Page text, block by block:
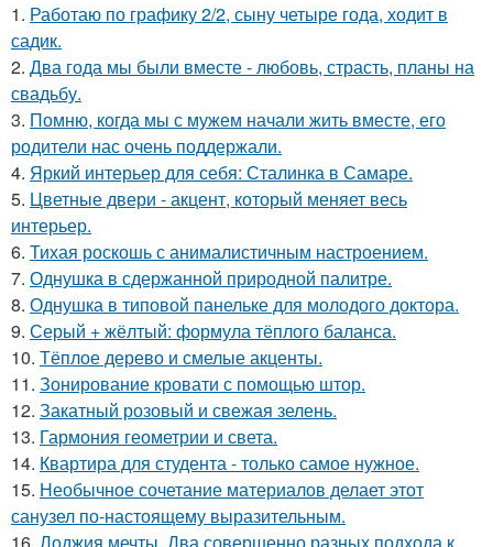
1. Работаю по графику 2/2, сыну четыре года, ходит в
садик.
2. Два года мы были вместе - любовь, страсть, планы на
свадьбу.
3. Помню, когда мы с мужем начали жить вместе, его
родители нас очень поддержали.
4. Яркий интерьер для себя: Сталинка в Самаре.
5. Цветные двери - акцент, который меняет весь
интерьер.
6. Тихая роскошь с анималистичным настроением.
7. Однушка в сдержанной природной палитре.
8. Однушка в типовой панельке для молодого доктора.
9. Серый + жёлтый: формула тёплого баланса.
10. Тёплое дерево и смелые акценты.
11. Зонирование кровати с помощью штор.
12. Закатный розовый и свежая зелень.
13. Гармония геометрии и света.
14. Квартира для студента - только самое нужное.
15. Необычное сочетание материалов делает этот
санузел по-настоящему выразительным.